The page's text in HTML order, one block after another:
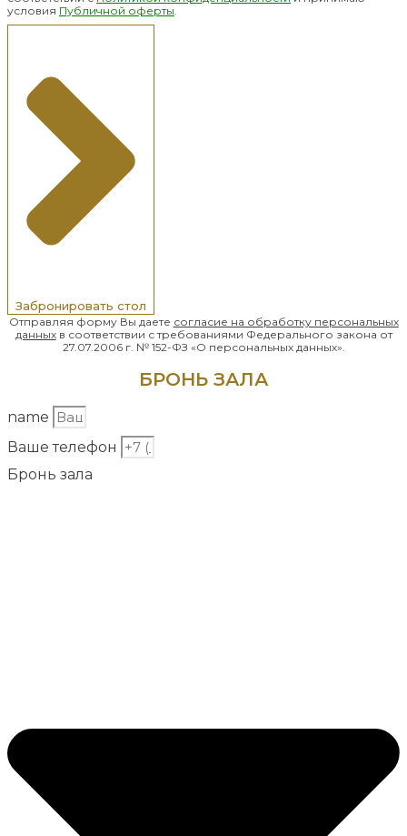
условия Публичной оферты
Забронировать стол
Отправляя форму Вы даете согласие на обработку персональных
данныхв соответствии с требованиями Федерального закона от
27.07.2006 г. № 152-ФЗ «О персональных данных».
БРОНЬ ЗАЛА
name
Ваше телефон
Бронь зала